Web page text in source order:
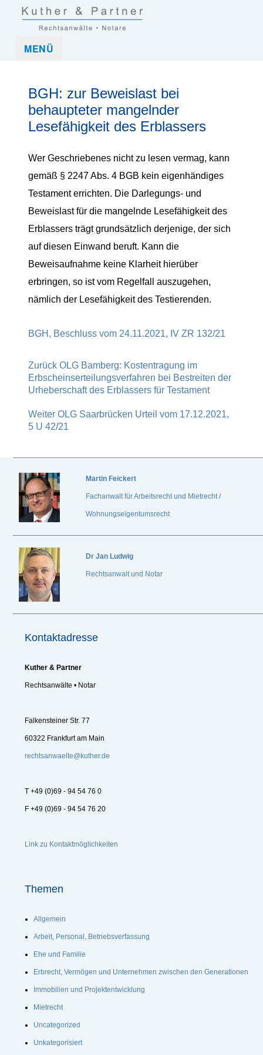
Kuther und Partner Rechtsanwaltskanzlei und Notar in Frankfurt
Kuther & Partner ist eine Anwaltskanzlei, die mittelständische
MENÜ
BGH: zur Beweislast bei
behaupteter mangelnder
Lesefähigkeit des Erblassers
Wer Geschriebenes nicht zu lesen vermag, kann
gemäß § 2247 Abs. 4 BGB kein eigenhändiges
Testament errichten. Die Darlegungs- und
Beweislast für die mangelnde Lesefähigkeit des
Erblassers trägt grundsätzlich derjenige, der sich
auf diesen Einwand beruft. Kann die
Beweisaufnahme keine Klarheit hierüber
erbringen, so ist vom Regelfall auszugehen,
nämlich der Lesefähigkeit des Testierenden.
BGH, Beschluss vom 24.11.2021, IV ZR 132/21
Zurück OLG Bamberg: Kostentragung im
Erbscheinserteilungsverfahren bei Bestreiten der
Urheberschaft des Erblassers für Testament
Weiter OLG Saarbrücken Urteil vom 17.12.2021,
5 U 42/21
Martin Feickert
Fachanwalt für Arbeitsrecht und Mietrecht /
Wohnungseigentumsrecht
Dr Jan Ludwig
Rechtsanwalt und Notar
Kontaktadresse
Kuther & Partner
Rechtsanwälte • Notar
Falkensteiner Str. 77
60322 Frankfurt am Main
rechtsanwaelte@kuther.de
T +49 (0)69 - 94 54 76 0
F +49 (0)69 - 94 54 76 20
Link zu Kontaktmöglichkeiten
Themen
Allgemein
Arbeit, Personal, Betriebsverfassung
Ehe und Familie
Erbrecht, Vermögen und Unternehmen zwischen den Generationen
Immobilien und Projektentwicklung
Mietrecht
Uncategorized
Unkategorisiert